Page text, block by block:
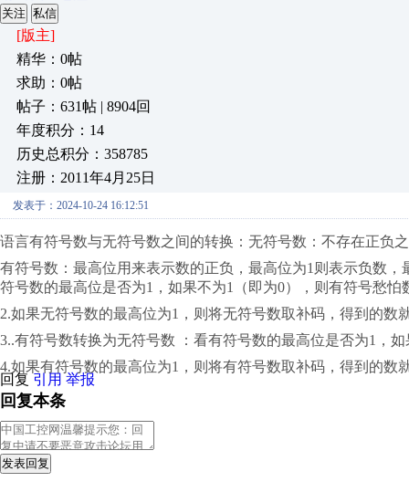
关注 私信
[版主]
精华：0帖
求助：0帖
帖子：631帖 | 8904回
年度积分：14
历史总积分：358785
注册：2011年4月25日
发表于：2024-10-24 16:12:51
语言有符号数与无符号数之间的转换：无符号数：不存在正负
有符号数：最高位用来表示数的正负，最高位为1则表示负数
符号数的最高位是否为1，如果不为1（即为0），则有符号愁怕
2.如果无符号数的最高位为1，则将无符号数取补码，得到的数
3..有符号数转换为无符号数 ：看有符号数的最高位是否为1，
4.如果有符号数的最高位为1，则将有符号数取补码，得到的数
回复 引用 举报
回复本条
发表回复